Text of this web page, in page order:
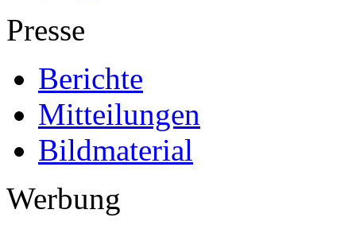
Presse
Berichte
Mitteilungen
Bildmaterial
Werbung